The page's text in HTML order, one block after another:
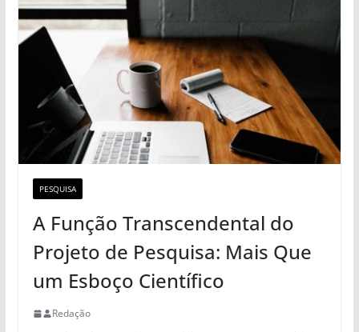
PESQUISA
A Função Transcendental do
Projeto de Pesquisa: Mais Que
um Esboço Científico
Redação